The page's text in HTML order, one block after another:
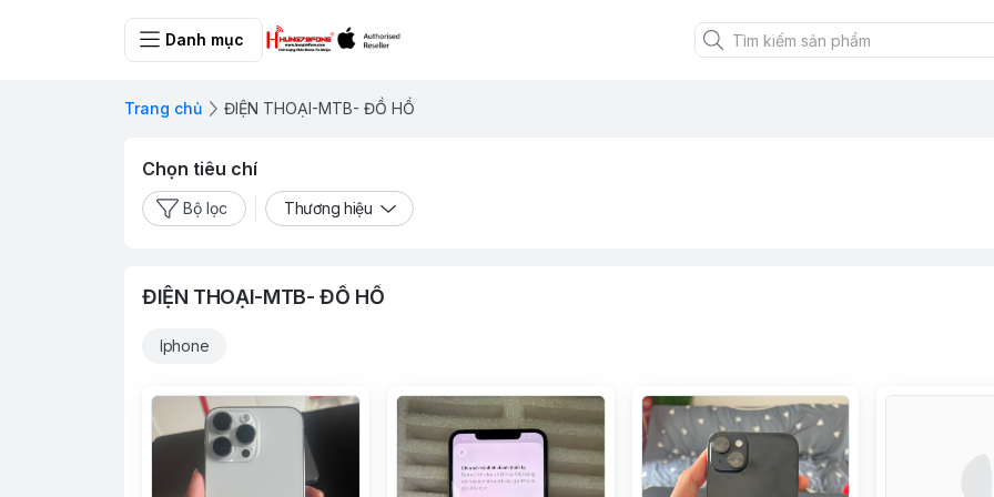
Danh mục
Trang chủ ĐIỆN THOẠI-MTB- ĐỒ HỒ
Chọn tiêu chí
Bộ lọc Thương hiệu
ĐIỆN THOẠI-MTB- ĐỒ HỒ
Iphone